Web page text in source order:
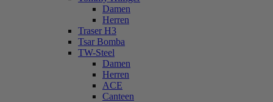
Damen
Herren
Traser H3
Tsar Bomba
TW-Steel
Damen
Herren
ACE
Canteen